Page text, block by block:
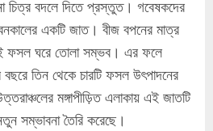
চিত্র বদলে দিতে প্রস্তুত। গবেষকদের
একটি জাত। বীজ বপনের মাত্র
ফসল ঘরে তোলা সম্ভব। এর ফলে
তিন থেকে চারটি ফসল উৎপাদনের
মঙ্গাপীড়িত এলাকায় এই জাতটি
সম্ভাবনা তৈরি করেছে।